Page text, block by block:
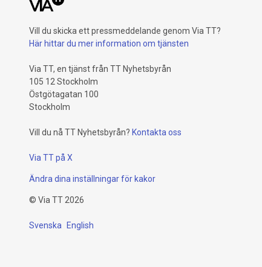
Vill du skicka ett pressmeddelande genom Via TT?
Här hittar du mer information om tjänsten
Via TT, en tjänst från TT Nyhetsbyrån
105 12 Stockholm
Östgötagatan 100
Stockholm
Vill du nå TT Nyhetsbyrån? Kontakta oss
Via TT på X
Ändra dina inställningar för kakor
© Via TT 2026
Svenska English